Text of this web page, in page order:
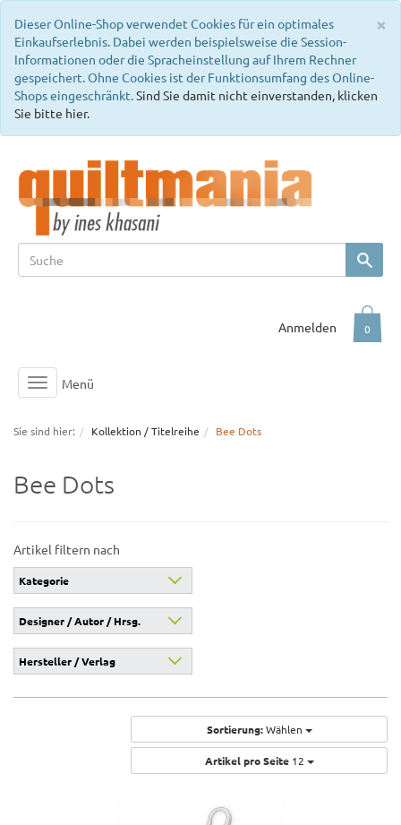
×
Dieser Online-Shop verwendet Cookies für ein optimales
Einkaufserlebnis. Dabei werden beispielsweise die Session-
Informationen oder die Spracheinstellung auf Ihrem Rechner
gespeichert. Ohne Cookies ist der Funktionsumfang des Online-
Shops eingeschränkt.Sind Sie damit nicht einverstanden, klicken
Sie bitte hier.
0
Anmelden
Toggle
navigation
Menü
Sie sind hier: Kollektion / Titelreihe Bee Dots
Bee Dots
Artikel filtern nach
Kategorie
Designer / Autor / Hrsg.
Hersteller / Verlag
Sortierung: Wählen
Artikel pro Seite 12